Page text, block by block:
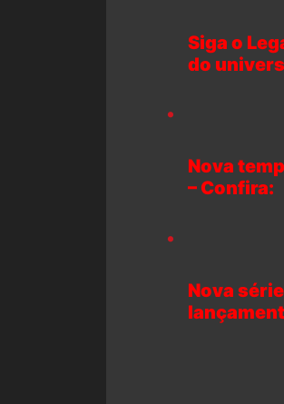
Siga o
do
Nova
– Confira:
Nova